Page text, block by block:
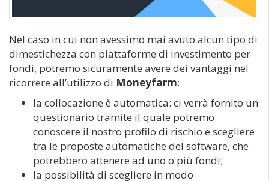
Nel caso in cui non avessimo mai avuto alcun tipo di
dimestichezza con piattaforme di investimento per
fondi, potremo sicuramente avere dei vantaggi nel
ricorrere all’utilizzo di Moneyfarm:
la collocazione è automatica: ci verrà fornito un
questionario tramite il quale potremo
conoscere il nostro profilo di rischio e scegliere
tra le proposte automatiche del software, che
potrebbero attenere ad uno o più fondi;
la possibilità di scegliere in modo